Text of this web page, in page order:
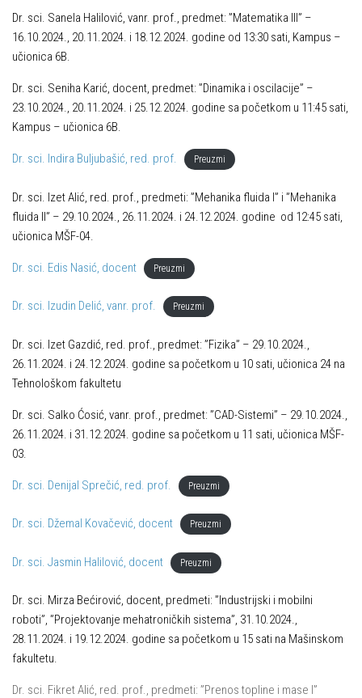
Dr. sci. Sanela Halilović, vanr. prof., predmet: ”Matematika III” –
16.10.2024., 20.11.2024. i 18.12.2024. godine od 13:30 sati, Kampus –
učionica 6B.
Dr. sci. Seniha Karić, docent, predmet: ”Dinamika i oscilacije” –
23.10.2024., 20.11.2024. i 25.12.2024. godine sa početkom u 11:45 sati,
Kampus – učionica 6B.
Dr. sci. Indira Buljubašić, red. prof. Preuzmi
Dr. sci. Izet Alić, red. prof., predmeti: ”Mehanika fluida I” i ”Mehanika
fluida II” – 29.10.2024., 26.11.2024. i 24.12.2024. godine od 12:45 sati,
učionica MŠF-04.
Dr. sci. Edis Nasić, docent Preuzmi
Dr. sci. Izudin Delić, vanr. prof. Preuzmi
Dr. sci. Izet Gazdić, red. prof., predmet: ”Fizika” – 29.10.2024.,
26.11.2024. i 24.12.2024. godine sa početkom u 10 sati, učionica 24 na
Tehnološkom fakultetu
Dr. sci. Salko Ćosić, vanr. prof., predmet: ”CAD-Sistemi” – 29.10.2024.,
26.11.2024. i 31.12.2024. godine sa početkom u 11 sati, učionica MŠF-
03.
Dr. sci. Denijal Sprečić, red. prof. Preuzmi
Dr. sci. Džemal Kovačević, docent Preuzmi
Dr. sci. Jasmin Halilović, docent Preuzmi
Dr. sci. Mirza Bećirović, docent, predmeti: ”Industrijski i mobilni
roboti”, ”Projektovanje mehatroničkih sistema”, 31.10.2024.,
28.11.2024. i 19.12.2024. godine sa početkom u 15 sati na Mašinskom
fakultetu.
Dr. sci. Fikret Alić, red. prof., predmeti: ”Prenos topline i mase I”